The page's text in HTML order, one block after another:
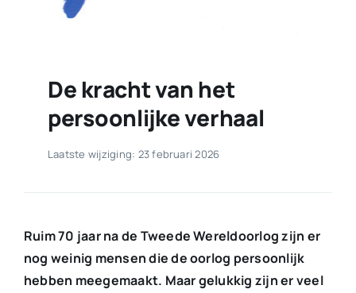
De kracht van het
persoonlijke verhaal
Laatste wijziging: 23 februari 2026
Ruim 70 jaar na de Tweede Wereldoorlog zijn er
nog weinig mensen die de oorlog persoonlijk
hebben meegemaakt. Maar gelukkig zijn er veel